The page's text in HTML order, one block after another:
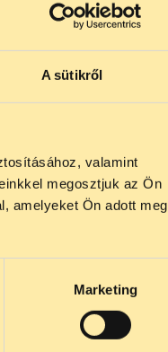
A sütikről
valamint
megosztjuk az Ön
amelyeket Ön adott meg
Marketing
27 és
25-én